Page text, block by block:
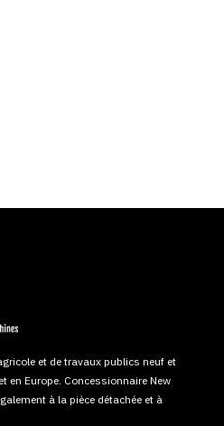
et de travaux publics neuf et
en Europe. Concessionnaire New
à la pièce détachée et à